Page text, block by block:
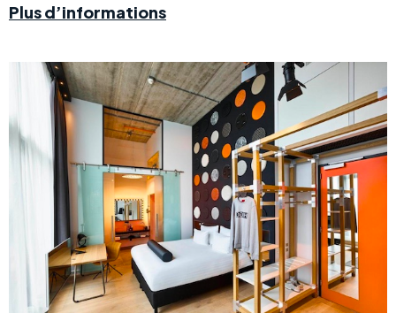
Plus d’informations